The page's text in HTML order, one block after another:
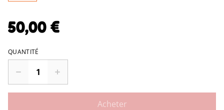
50,00 €
QUANTITÉ
Acheter